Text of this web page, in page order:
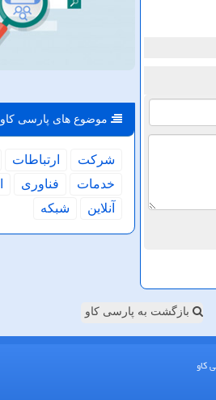
موضوع های پارسی كاو
شركت ارتباطات
خدمات
فناوری
آنلاین
شبكه
بازگشت به پارسی کاو
كاو